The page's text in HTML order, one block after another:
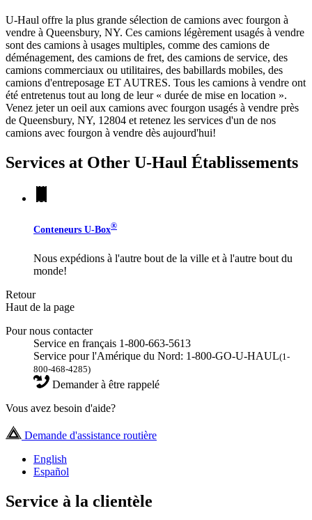
U-Haul offre la plus grande sélection de camions avec fourgon à
vendre à Queensbury, NY. Ces camions légèrement usagés à vendre
sont des camions à usages multiples, comme des camions de
déménagement, des camions de fret, des camions de service, des
camions commerciaux ou utilitaires, des babillards mobiles, des
camions d'entreposage ET AUTRES. Tous les camions à vendre ont
été entretenus tout au long de leur « durée de mise en location ».
Venez jeter un oeil aux camions avec fourgon usagés à vendre près
de Queensbury, NY, 12804 et retenez les services d'un de nos
camions avec fourgon à vendre dès aujourd'hui!
Services at Other U-Haul Établissements
Conteneurs U-Box®
Nous expédions à l'autre bout de la ville et à l'autre bout du
monde!
Retour
Haut de la page
Pour nous contacter
Service en français 1-800-663-5613
Service pour l'Amérique du Nord: 1-800-GO-U-HAUL(1-
800-468-4285)
Demander à être rappelé
Vous avez besoin d'aide?
Demande d'assistance routière
English
Español
Service à la clientèle